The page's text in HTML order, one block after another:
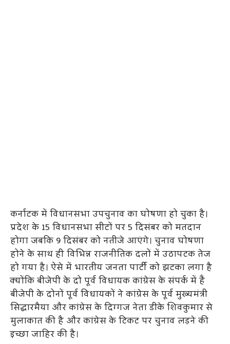
कर्नाटक में विधानसभा उपचुनाव का घोषणा हो चुका है।
प्रदेश के 15 विधानसभा सीटों पर 5 दिसंबर को मतदान
होगा जबकि 9 दिसंबर को नतीजे आएंगे। चुनाव घोषणा
होने के साथ ही विभिन्न राजनीतिक दलों में उठापटक तेज
हो गया है। ऐसे में भारतीय जनता पार्टी को झटका लगा है
क्योंकि बीजेपी के दो पूर्व विधायक कांग्रेस के संपर्क में हैं
बीजेपी के दोनों पूर्व विधायकों ने कांग्रेस के पूर्व मुख्यमंत्री
सिद्धारमैया और कांग्रेस के दिग्गज नेता डीके शिवकुमार से
मुलाकात की है और कांग्रेस के टिकट पर चुनाव लड़ने की
इच्छा जाहिर की है।